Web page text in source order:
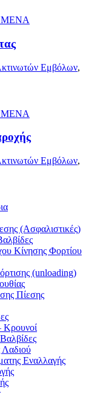
Εμβόλων,
Εμβόλων,
(Ασφαλιστικές)
Κίνησης Φορτίου
(unloading)
Πίεσης
Κρουνοί
Λαδιού
Εναλλαγής